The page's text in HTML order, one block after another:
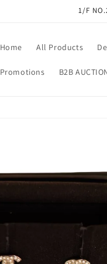
1/F
Home All Products
Promotions B2B